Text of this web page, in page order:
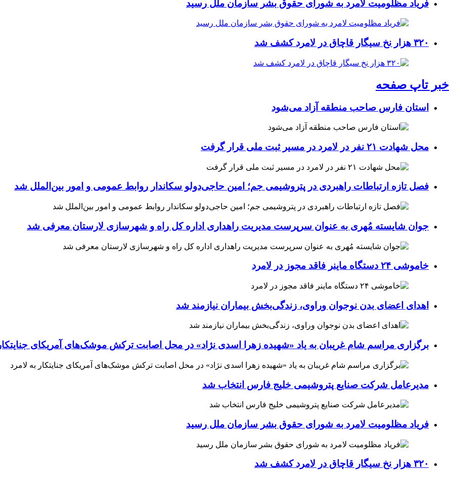
فریاد مظلومیت لامرد به شورای حقوق بشر سازمان ملل رسید
۳۲۰ هزار نخ سیگار قاچاق در لامرد کشف شد
خبر تاپ صفحه
استان فارس صاحب منطقه آزاد می‌شود
محل شهادت ۲۱ نفر در لامرد در مسیر ثبت ملی قرار گرفت
فصل تازه ارتباطات راهبردی در پتروشیمی جم؛ امین حاجی‌دولو سکاندار روابط عمومی و امور بین‌الملل شد
جوان شایسته مُهری به عنوان سرپرست مدیریت راهداری اداره کل راه و شهرسازی لارستان معرفی شد
خاموشی ۲۴ دستگاه ماینر فاقد مجوز در لامرد
اهدای اعضای بدن نوجوان وراوی، زندگی‌بخش بیماران نیازمند شد
برگزاری مراسم شام غریبان به یاد «شهیده زهرا اسدی نژاد» در محل اصابت ترکش موشک‌های آمریکای جنایتکار
مدیرعامل شرکت صنایع پتروشیمی خلیج فارس انتخاب شد
فریاد مظلومیت لامرد به شورای حقوق بشر سازمان ملل رسید
۳۲۰ هزار نخ سیگار قاچاق در لامرد کشف شد